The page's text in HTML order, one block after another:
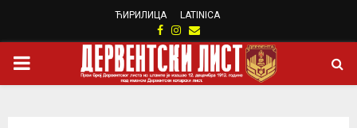
ЋИРИЛИЦА LATINICA
Facebook
Instagram
Email
PRIMARY